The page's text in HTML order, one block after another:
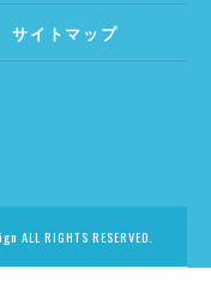
サイトマップ
RIGHTS RESERVED.